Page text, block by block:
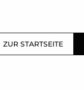
ZUR STARTSEITE